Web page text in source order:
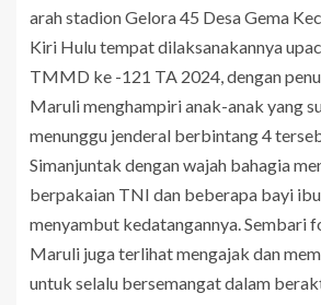
arah stadion Gelora 45 Desa Gema
Kiri Hulu tempat dilaksanakannya
TMMD ke -121 TA 2024, dengan
Maruli menghampiri anak-anak yang
menunggu jenderal berbintang 4
Simanjuntak dengan wajah bahagia
berpakaian TNI dan beberapa bayi
menyambut kedatangannya. Sembari
Maruli juga terlihat mengajak dan
untuk selalu bersemangat dalam